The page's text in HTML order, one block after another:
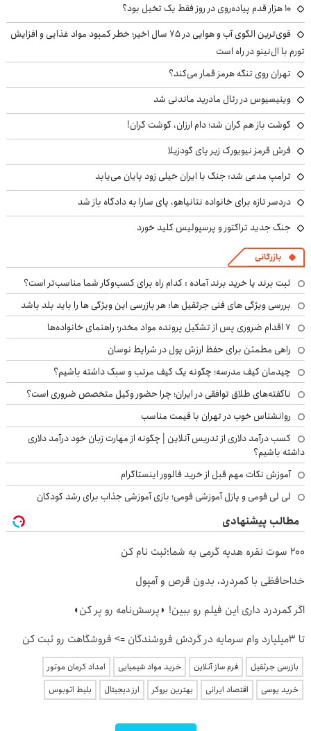
۱۰ هزار قدم پیاده‌روی در روز فقط یک تخیل بود؟
قوی‌ترین الگوی آب و هوایی در ۷۵ سال اخیر؛ خطر کمبود مواد غذایی و افزایش
تورم با ال‌نینو در راه است
تهران روی تنگه هرمز قمار می‌کند؟
وینیسیوس در رئال مادرید ماندنی شد
گوشت باز هم گران شد؛ دام ارزان، گوشت گران!
فرش قرمز نیویورک زیر پای گودزیلا
ترامپ مدعی شد: جنگ با ایران خیلی زود پایان می‌یابد
دردسر تازه برای خانواده نتانیاهو، پای سارا به دادگاه باز شد
جنگ جدید تراکتور و پرسپولیس کلید خورد
بازرگانی
ثبت برند یا خرید برند آماده : کدام راه برای کسب‌وکار شما مناسب‌تر است؟
بررسی ویژگی های فنی جرثقیل ها: هر بازرسی این ویژگی ها را باید بلد باشد
۷ اقدام ضروری پس از تشکیل پرونده مواد مخدر؛ راهنمای خانواده‌ها
راهی مطمئن برای حفظ ارزش پول در شرایط نوسان
چیدمان کیف مدرسه؛ چگونه یک کیف مرتب و سبک داشته باشیم؟
ناگفته‌های طلاق توافقی در ایران؛ چرا حضور وکیل متخصص ضروری است؟
روانشناس خوب در تهران با قیمت مناسب
کسب درآمد دلاری از تدریس آنلاین | چگونه از مهارت زبان خود درآمد دلاری
داشته باشیم؟
آموزش نکات مهم قبل از خرید فالوور اینستاگرام
لی لی فومی و پازل آموزشی فومی؛ بازی آموزشی جذاب برای رشد کودکان
مطالب پیشنهادی
200 سوت نقره هدیه گرمی به شما؛ثبت نام کن
خداحافظی با کمردرد، بدون قرص و آمپول
اگر کمردرد داری این فیلم رو ببین! ◗پرسش‌نامه رو پر کن◖
تا 3میلیارد وام سرمایه در گردش فروشندگان => فروشگاهت رو ثبت کن
بازرسی جرثقیل فرم ساز آنلاین خرید مواد شیمیایی
امداد کرمان موتور
خرید یوسی
اقتصاد ایرانی بهترین بروکر ارز دیجیتال بلیط اتوبوس